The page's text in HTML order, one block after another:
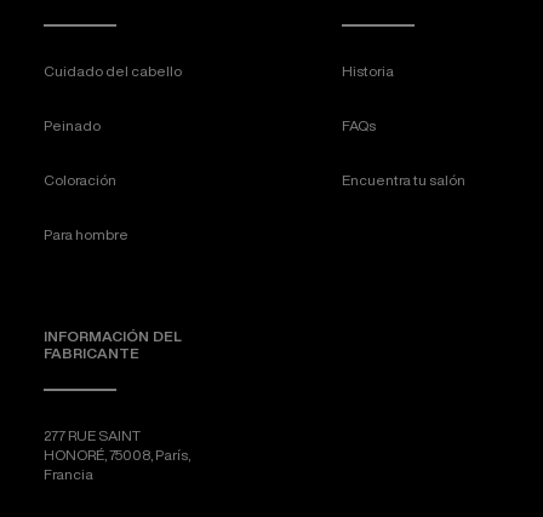
Cuidado del cabello
Peinado
Coloración
Para hombre
Historia
FAQs
Encuentra tu salón
INFORMACIÓN DEL
FABRICANTE
277 RUE SAINT
HONORÉ, 75008, París,
Francia